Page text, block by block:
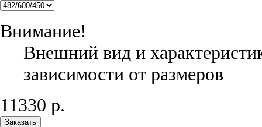
Внимание!
Внешний вид и
зависимости от размеров
11330 р.
Заказать